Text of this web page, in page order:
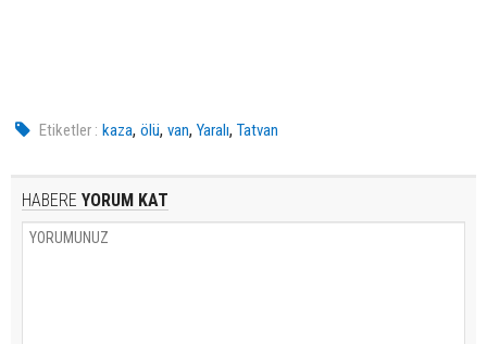
Etiketler : kaza,ölü,van,Yaralı,Tatvan
HABERE YORUM KAT